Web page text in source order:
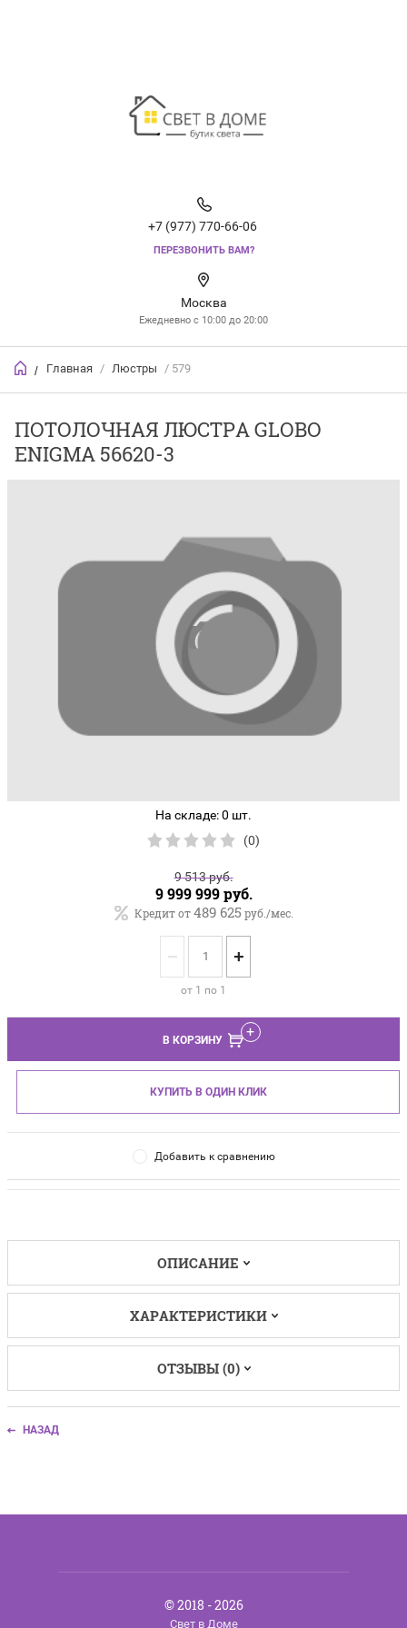
+7 (977) 770-66-06
ПЕРЕЗВОНИТЬ ВАМ?
Москва
Ежедневно с 10:00 до 20:00
/ Главная / Люстры / 579
ПОТОЛОЧНАЯ ЛЮСТРА GLOBO
ENIGMA 56620-3
На складе: 0 шт.
(0)
9 513руб.
9 999 999руб.
Кредит от 489 625 руб./мес.
− +
от 1 по 1
В КОРЗИНУ
КУПИТЬ В ОДИН КЛИК
Добавить к сравнению
ОПИСАНИЕ
ХАРАКТЕРИСТИКИ
ОТЗЫВЫ (0)
НАЗАД
© 2018 - 2026
Свет в Доме